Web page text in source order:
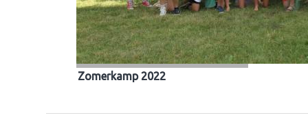
Zomerkamp 2022